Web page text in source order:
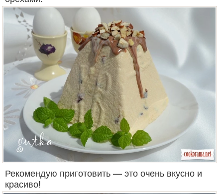
Рекомендую приготовить — это очень вкусно и
красиво!